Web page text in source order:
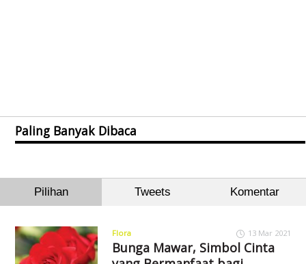
Paling Banyak Dibaca
Pilihan Tweets Komentar
Flora 13 Mar 2021
Bunga Mawar, Simbol Cinta